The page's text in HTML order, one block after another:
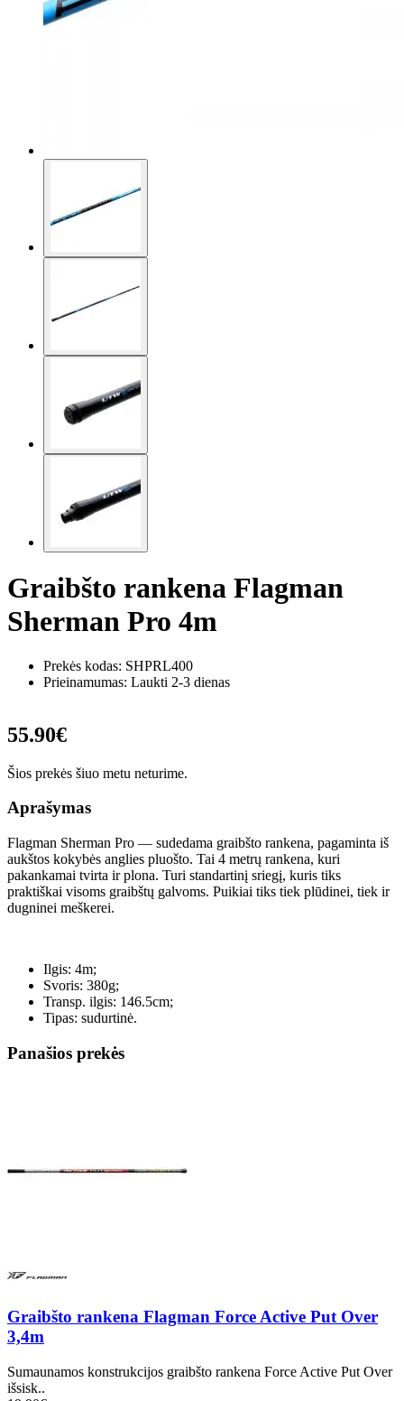
Graibšto rankena Flagman
Sherman Pro 4m
Prekės kodas: SHPRL400
Prieinamumas: Laukti 2-3 dienas
55.90€
Šios prekės šiuo metu neturime.
Aprašymas
Flagman Sherman Pro — sudedama graibšto rankena, pagaminta iš
aukštos kokybės anglies pluošto. Tai 4 metrų rankena, kuri
pakankamai tvirta ir plona. Turi standartinį sriegį, kuris tiks
praktiškai visoms graibštų galvoms. Puikiai tiks tiek plūdinei, tiek ir
dugninei meškerei.
Ilgis: 4m;
Svoris: 380g;
Transp. ilgis: 146.5cm;
Tipas: sudurtinė.
Panašios prekės
Graibšto rankena Flagman Force Active Put Over
3,4m
Sumaunamos konstrukcijos graibšto rankena Force Active Put Over
išsisk..